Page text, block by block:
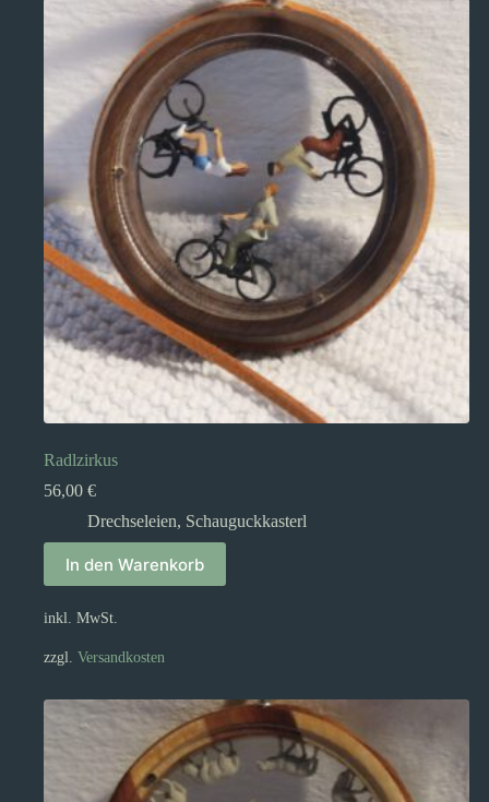
Radlzirkus
56,00 €
Drechseleien, Schauguckkasterl
In den Warenkorb
inkl. MwSt.
zzgl. Versandkosten